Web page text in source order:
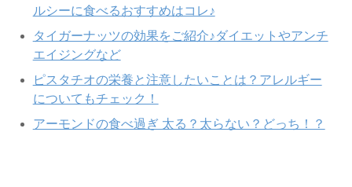
ルシーに食べるおすすめはコレ♪
タイガーナッツの効果をご紹介♪ダイエットやアンチ
エイジングなど
ピスタチオの栄養と注意したいことは？アレルギー
についてもチェック！
アーモンドの食べ過ぎ 太る？太らない？どっち！？